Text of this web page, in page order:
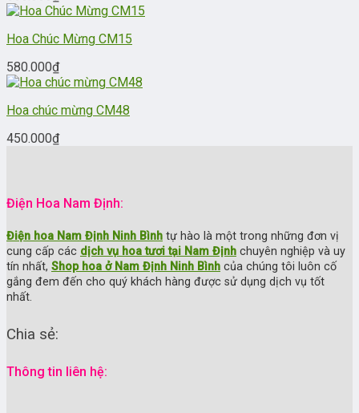
Hoa Chúc Mừng CM15
580.000₫
Hoa chúc mừng CM48
450.000₫
Điện Hoa Nam Định:
Điện hoa Nam Định Ninh Bình tự hào là một trong những đơn vị
cung cấp các dịch vụ hoa tươi tại Nam Định chuyên nghiệp và uy
tín nhất, Shop hoa ở Nam Định Ninh Bình của chúng tôi luôn cố
gắng đem đến cho quý khách hàng được sử dụng dịch vụ tốt
nhất.
Chia sẻ:
Thông tin liên hệ: